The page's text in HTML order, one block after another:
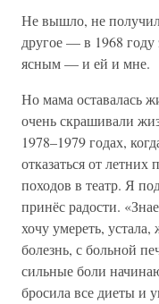
Не вышло, не
другое — в 1968 году
ясным — и ей и мне.
Но мама оставалась
очень скрашивали
1978–1979 годах,
отказаться от летних
походов в театр. Я
принёс радости.
хочу умереть, устала,
болезнь, с больной
сильные боли
бросила все диеты и